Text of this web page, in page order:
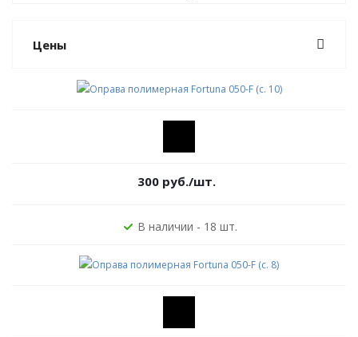
Цены
300руб./шт.
В наличии - 18 шт.